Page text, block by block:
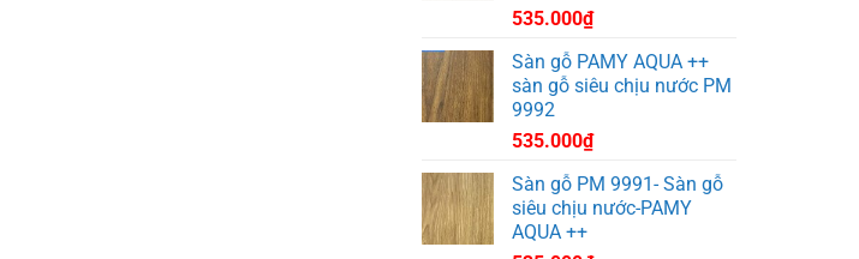
535.000₫
Sàn gỗ PAMY AQUA ++
sàn gỗ siêu chịu nước PM
9992
535.000₫
Sàn gỗ PM 9991- Sàn gỗ
siêu chịu nước-PAMY
AQUA ++